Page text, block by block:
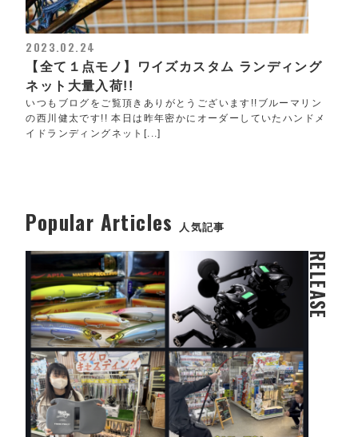
2023.02.24
【全て１点モノ】ワイズカスタム ランディング
ネット大量入荷!!
いつもブログをご覧頂きありがとうございます!!ブルーマリン
の西川健太です!! 本日は昨年密かにオーダーしていたハンドメ
イドランディングネット[...]
Popular Articles 人気記事
RELEASE